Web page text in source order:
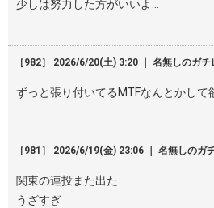
少しは努力した方がいいよ…
［982］ 2026/6/20(土) 3:20 ｜ 名無しのガチ
ずっと張り付いてるMTFなんとかして
［981］ 2026/6/19(金) 23:06 ｜ 名無しのガ
関東の連投また出た
うざすぎ